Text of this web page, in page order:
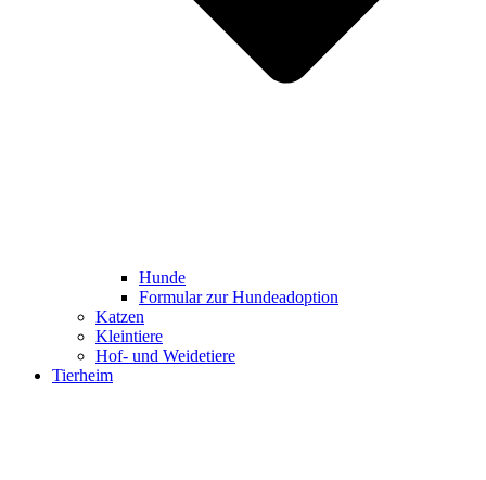
Hunde
Formular zur Hundeadoption
Katzen
Kleintiere
Hof- und Weidetiere
Tierheim